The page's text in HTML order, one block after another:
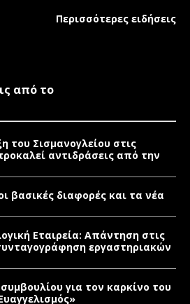
Περισσότερες ειδήσεις
από το
του Σισμανογλείου στις
αντιδράσεις από την
βασικές διαφορές και τα νέα
Εταιρεία: Απάντηση στις
εργαστηριακών
για τον καρκίνο του